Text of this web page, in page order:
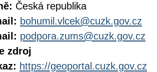
Česká republika
bohumil.vlcek@cuzk.gov.cz
podpora.zums@cuzk.gov.cz
zdroj
https://geoportal.cuzk.gov.cz